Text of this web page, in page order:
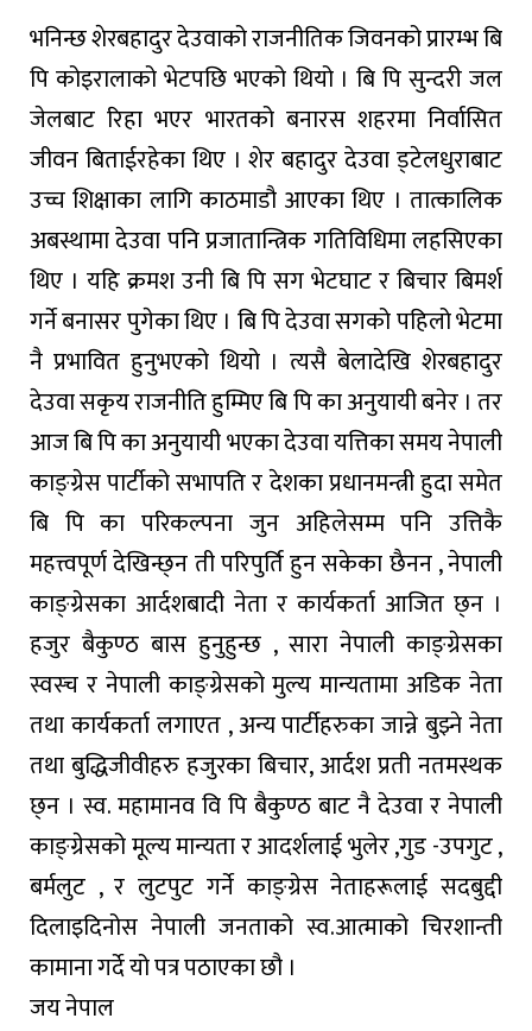
भनिन्छ शेरबहादुर देउवाको राजनीतिक जिवनको प्रारम्भ बि
पि कोइरालाको भेटपछि भएको थियो । बि पि सुन्दरी जल
जेलबाट रिहा भएर भारतको बनारस शहरमा निर्वासित
जीवन बिताईरहेका थिए । शेर बहादुर देउवा ड्टेलधुराबाट
उच्च शिक्षाका लागि काठमाडौ आएका थिए । तात्कालिक
अबस्थामा देउवा पनि प्रजातान्त्रिक गतिविधिमा लहसिएका
थिए । यहि क्रमश उनी बि पि सग भेटघाट र बिचार बिमर्श
गर्ने बनासर पुगेका थिए । बि पि देउवा सगको पहिलो भेटमा
नै प्रभावित हुनुभएको थियो । त्यसै बेलादेखि शेरबहादुर
देउवा सकृय राजनीति हुम्मिए बि पि का अनुयायी बनेर । तर
आज बि पि का अनुयायी भएका देउवा यत्तिका समय नेपाली
काङ्ग्रेस पार्टीको सभापति र देशका प्रधानमन्त्री हुदा समेत
बि पि का परिकल्पना जुन अहिलेसम्म पनि उत्तिकै
महत्त्वपूर्ण देखिन्छ्न ती परिपुर्ति हुन सकेका छैनन , नेपाली
काङ्ग्रेसका आर्दशबादी नेता र कार्यकर्ता आजित छ्न ।
हजुर बैकुण्ठ बास हुनुहुन्छ , सारा नेपाली काङ्ग्रेसका
स्वस्च र नेपाली काङ्ग्रेसको मुल्य मान्यतामा अडिक नेता
तथा कार्यकर्ता लगाएत , अन्य पार्टीहरुका जान्ने बुझ्ने नेता
तथा बुद्धिजीवीहरु हजुरका बिचार, आर्दश प्रती नतमस्थक
छ्न । स्व. महामानव वि पि बैकुण्ठ बाट नै देउवा र नेपाली
काङ्ग्रेसको मूल्य मान्यता र आदर्शलाई भुलेर ,गुड -उपगुट ,
बर्मलुट , र लुटपुट गर्ने काङ्ग्रेस नेताहरूलाई सदबुद्दी
दिलाइदिनोस नेपाली जनताको स्व.आत्माको चिरशान्ती
कामाना गर्दे यो पत्र पठाएका छौ ।
जय नेपाल